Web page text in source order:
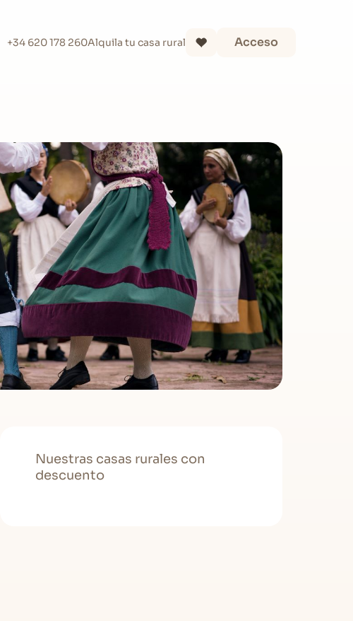
+34 620 178 260Alquila tu casa rural Acceso
Nuestras casas rurales con
descuento